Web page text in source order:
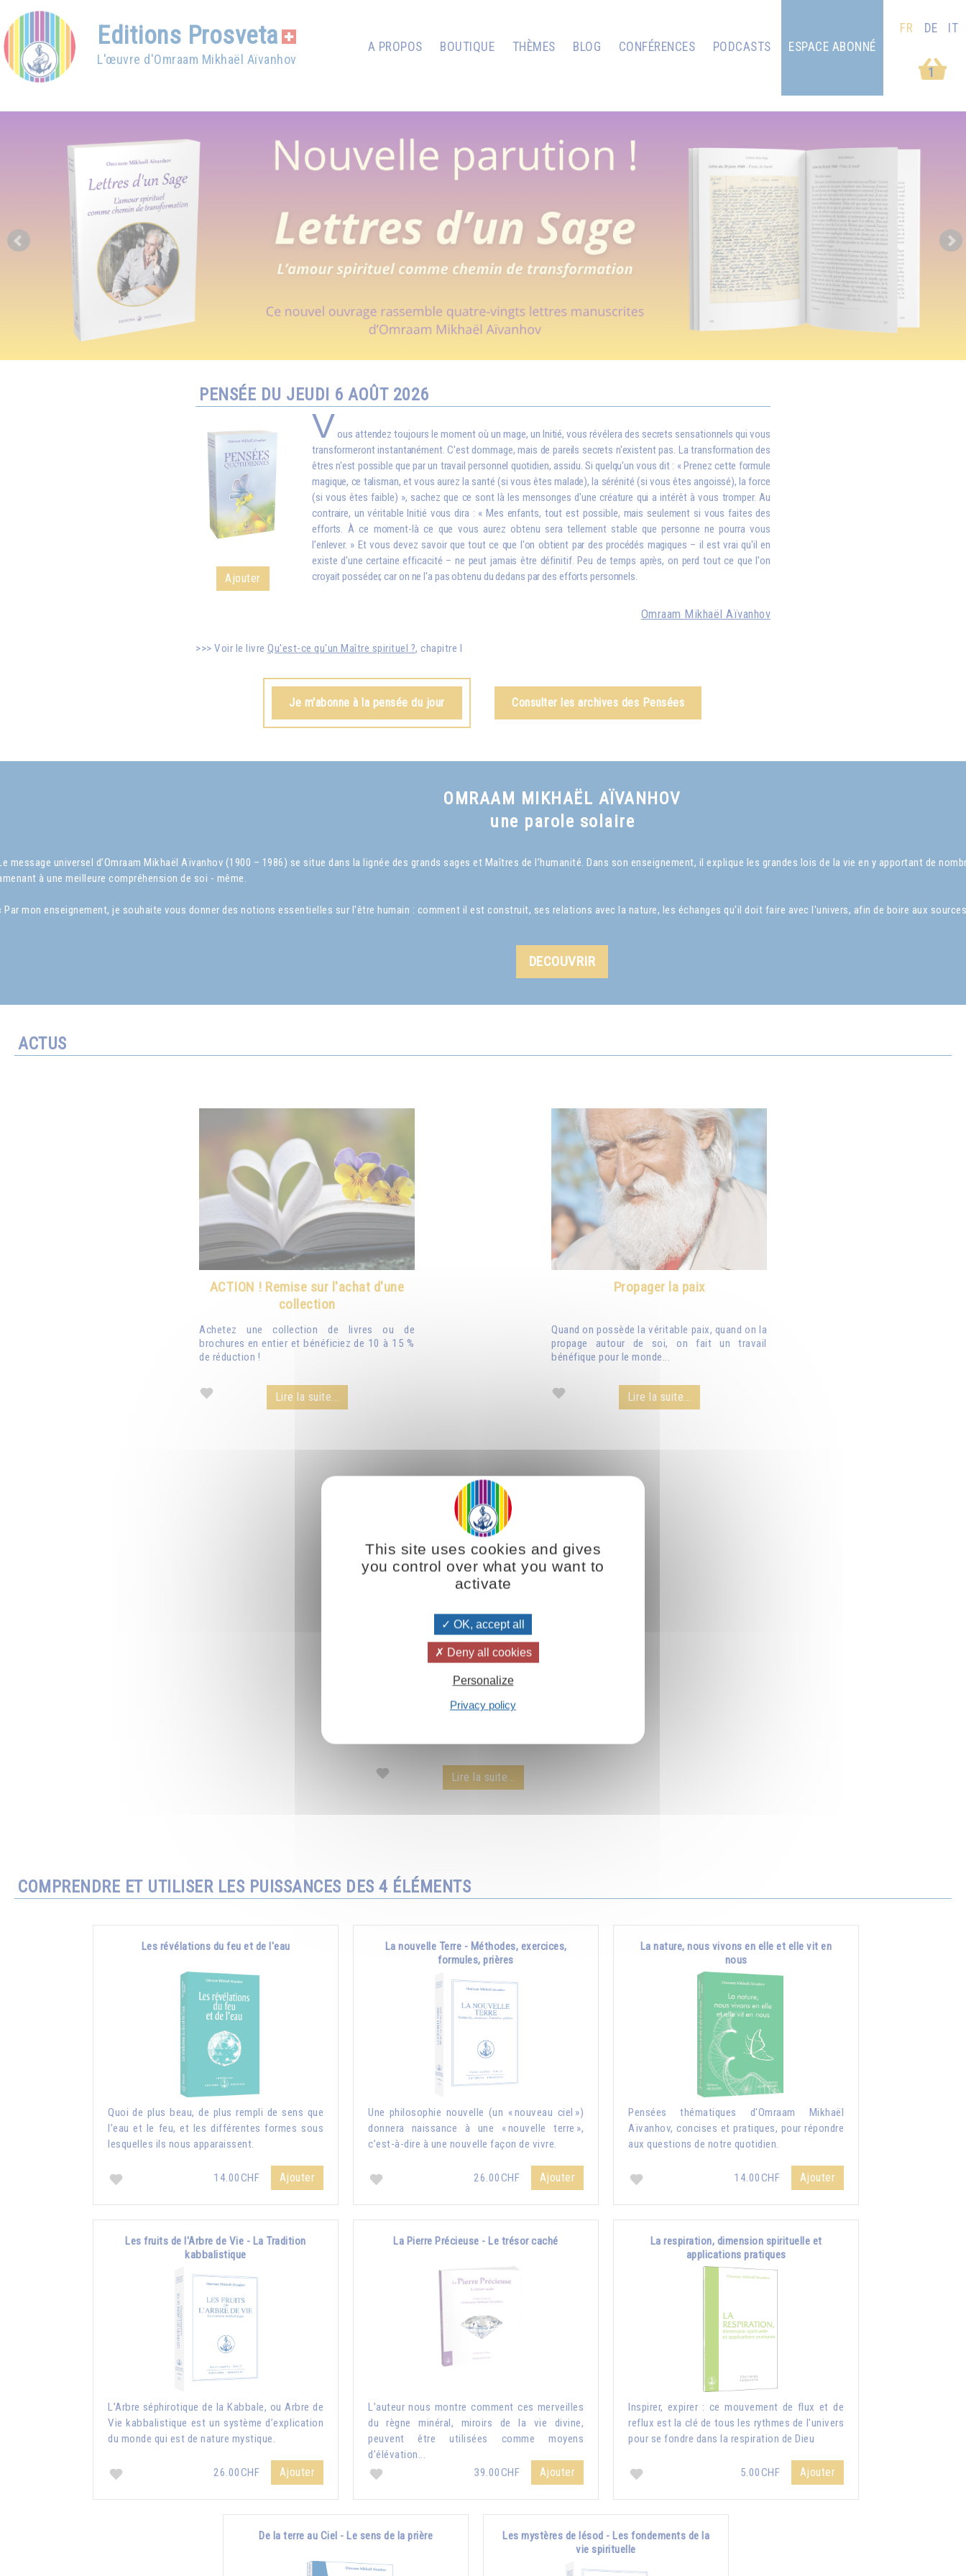
Editions Prosveta
L'œuvre d'Omraam Mikhaël Aïvanhov
A PROPOS BOUTIQUE THÈMES BLOG CONFÉRENCES
PODCASTS
1
ESPACE ABONNÉ
FR DE IT
Prev Next
PENSÉE DU JEUDI 6 AOÛT 2026
Ajouter
Vous attendez toujours le moment où un mage, un Initié, vous révélera des secrets sensationnels qui vous
transformeront instantanément. C'est dommage, mais de pareils secrets n'existent pas. La transformation des
êtres n'est possible que par un travail personnel quotidien, assidu. Si quelqu'un vous dit : « Prenez cette formule
magique, ce talisman, et vous aurez la santé (si vous êtes malade), la sérénité (si vous êtes angoissé), la force
(si vous êtes faible) », sachez que ce sont là les mensonges d'une créature qui a intérêt à vous tromper. Au
contraire, un véritable Initié vous dira : « Mes enfants, tout est possible, mais seulement si vous faites des
efforts. À ce moment-là ce que vous aurez obtenu sera tellement stable que personne ne pourra vous
l’enlever. » Et vous devez savoir que tout ce que l'on obtient par des procédés magiques – il est vrai qu'il en
existe d'une certaine efficacité – ne peut jamais être définitif. Peu de temps après, on perd tout ce que l'on
croyait posséder, car on ne l'a pas obtenu du dedans par des efforts personnels.
Omraam Mikhaël Aïvanhov
Voir le livre Qu'est-ce qu'un Maître spirituel ?, chapitre I
Je m'abonne à la pensée du jour Consulter les archives des Pensées
OMRAAM MIKHAËL AÏVANHOV
une parole solaire
message universel d’Omraam Mikhaël Aïvanhov (1900 – 1986) se situe dans la lignée des grands sages et Maîtres de l’humanité. Dans son enseignement, il explique les grandes lois de la vie en y apportant de
à une meilleure compréhension de soi - même.
Par mon enseignement, je souhaite vous donner des notions essentielles sur l'être humain : comment il est construit, ses relations avec la nature, les échanges qu'il doit faire avec l'univers, afin de boire aux
DECOUVRIR
ACTUS
ACTION ! Remise sur l'achat d'une
collection
Achetez une collection de livres ou de
brochures en entier et bénéficiez de 10 à 15 %
de réduction !
Lire la suite...
Propager la paix
Quand on possède la véritable paix, quand on la
propage autour de soi, on fait un travail
bénéfique pour le monde...
Lire la suite...
Les rayons du soleil
Le pouvoir extraordinaire des rayons du soleil
Lire la suite...
COMPRENDRE ET UTILISER LES PUISSANCES DES 4 ÉLÉMENTS
Les révélations du feu et de l'eau
Quoi de plus beau, de plus rempli de sens que
l’eau et le feu, et les différentes formes sous
lesquelles ils nous apparaissent.
14.00CHF Ajouter
La nouvelle Terre - Méthodes, exercices,
formules, prières
Une philosophie nouvelle (un « nouveau ciel »)
donnera naissance à une « nouvelle terre »,
c’est-à-dire à une nouvelle façon de vivre.
26.00CHF Ajouter
La nature, nous vivons en elle et elle vit en
nous
Pensées thématiques d'Omraam Mikhaël
Aïvanhov, concises et pratiques, pour répondre
aux questions de notre quotidien.
14.00CHF Ajouter
Les fruits de l'Arbre de Vie - La Tradition
kabbalistique
L’Arbre séphirotique de la Kabbale, ou Arbre de
Vie kabbalistique est un système d’explication
du monde qui est de nature mystique.
26.00CHF Ajouter
La Pierre Précieuse - Le trésor caché
L’auteur nous montre comment ces merveilles
du règne minéral, miroirs de la vie divine,
peuvent être utilisées comme moyens
d’élévation...
39.00CHF
Ajouter
La respiration, dimension spirituelle et
applications pratiques
Inspirer, expirer : ce mouvement de flux et de
reflux est la clé de tous les rythmes de l'univers
pour se fondre dans la respiration de Dieu
5.00CHF Ajouter
De la terre au Ciel - Le sens de la prière
Les mystères de Iésod - Les fondements de la
vie spirituelle
This site uses cookies and gives
you control over what you want to
activate
OK, accept all
Deny all cookies
Personalize
Privacy policy